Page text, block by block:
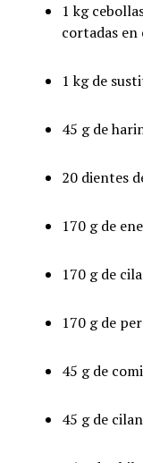
1 kg
cortadas en
1 kg de
45 g de
20 dientes
170 g de
170 g de
170 g de
45 g de
45 g de